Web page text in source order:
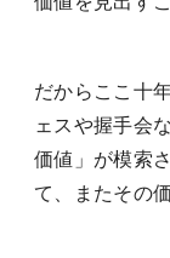
だからここ十
ェスや握手会
価値」が模索
て、またその